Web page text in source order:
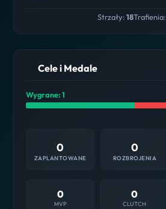
Strzały:18Trafienia:
Cele i Medale
Wygrane: 1
0
ZAPLANTOWANE
0
ROZBROJENIA
0
MVP
0
CLUTCH